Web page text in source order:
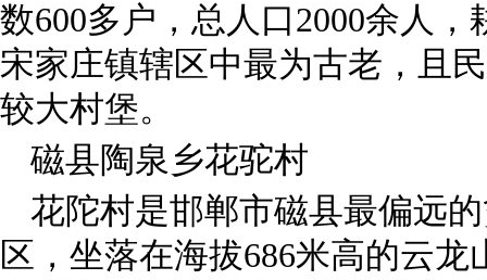
数600多户，总人口2000余人，
宋家庄镇辖区中最为古老，且
较大村堡。
磁县陶泉乡花驼村
花陀村是邯郸市磁县最偏远
区，坐落在海拔686米高的云龙